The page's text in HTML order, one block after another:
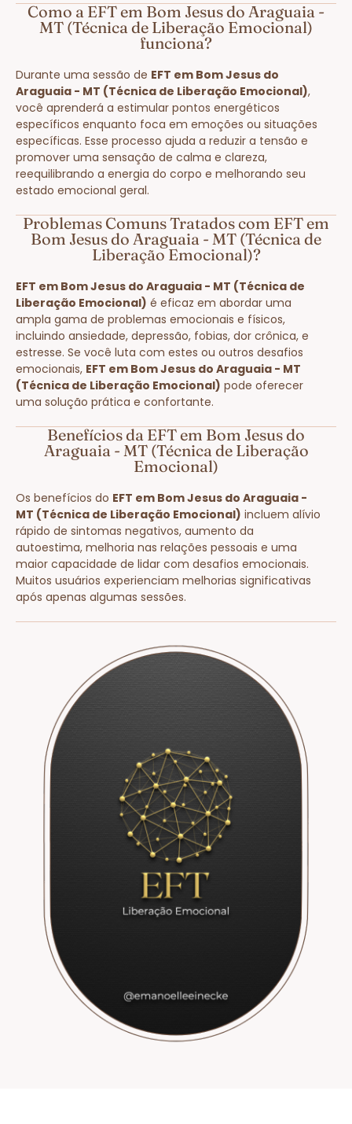
Como a EFT em Bom Jesus do Araguaia -
MT (Técnica de Liberação Emocional)
funciona?
Durante uma sessão de EFT em Bom Jesus do
Araguaia - MT (Técnica de Liberação Emocional),
você aprenderá a estimular pontos energéticos
específicos enquanto foca em emoções ou situações
específicas. Esse processo ajuda a reduzir a tensão e
promover uma sensação de calma e clareza,
reequilibrando a energia do corpo e melhorando seu
estado emocional geral.
Problemas Comuns Tratados com EFT em
Bom Jesus do Araguaia - MT (Técnica de
Liberação Emocional)?
EFT em Bom Jesus do Araguaia - MT (Técnica de
Liberação Emocional) é eficaz em abordar uma
ampla gama de problemas emocionais e físicos,
incluindo ansiedade, depressão, fobias, dor crônica, e
estresse. Se você luta com estes ou outros desafios
emocionais, EFT em Bom Jesus do Araguaia - MT
(Técnica de Liberação Emocional) pode oferecer
uma solução prática e confortante.
Benefícios da EFT em Bom Jesus do
Araguaia - MT (Técnica de Liberação
Emocional)
Os benefícios do EFT em Bom Jesus do Araguaia -
MT (Técnica de Liberação Emocional) incluem alívio
rápido de sintomas negativos, aumento da
autoestima, melhoria nas relações pessoais e uma
maior capacidade de lidar com desafios emocionais.
Muitos usuários experienciam melhorias significativas
após apenas algumas sessões.